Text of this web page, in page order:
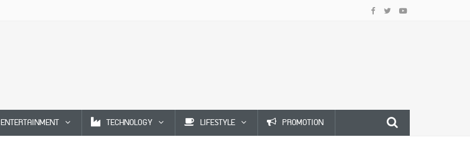
ENTERTAINMENT TECHNOLOGY LIFESTYLE PROMOTION